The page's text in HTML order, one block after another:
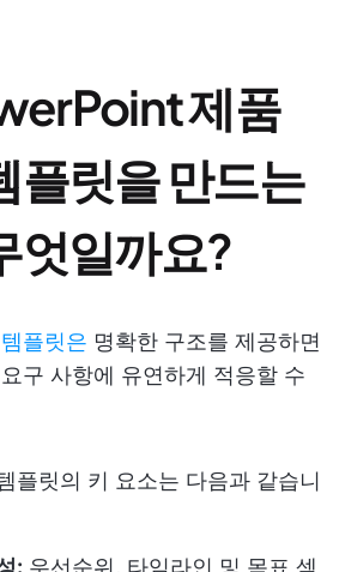
제품
플릿을 만드는
엇일까요?
플릿은 명확한 구조를 제공하면
구 사항에 유연하게 적응할 수
플릿의 키 요소는 다음과 같습니
: 우선순위, 타임라인 및 목표 섹